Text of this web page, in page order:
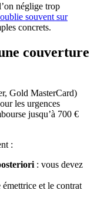
néglige trop
souvent sur
concrets.
couverture
Gold MasterCard)
les urgences
jusqu’à 700 €
:
: vous devez
et le contrat